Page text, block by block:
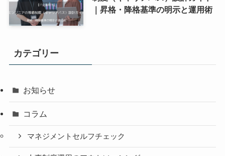
｜昇格・降格基準の明示と運用術
カテゴリー
お知らせ
コラム
マネジメントセルフチェック